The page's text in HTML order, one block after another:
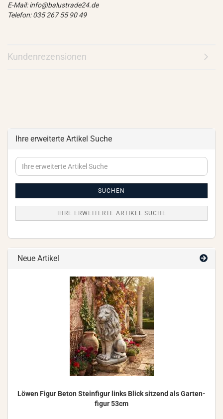
E-Mail: info@balustrade24.de
Telefon: 035 267 55 90 49
Kundenrezensionen
Ihre erweiterte Artikel Suche
Ihre
erweiterte
SUCHEN
IHRE ERWEITERTE ARTIKEL SUCHE
Neue Artikel
Löwen Figur Beton Stein­fi­gur links Blick sit­zend als Gar­ten­
fi­gur 53cm